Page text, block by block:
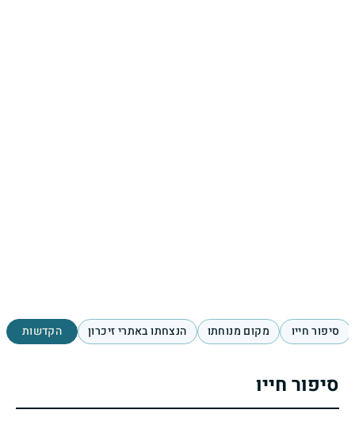
סיפור חייו מקום מנוחתו הנצחתו באתרי זיכרון הקדשות
סיפור חייו